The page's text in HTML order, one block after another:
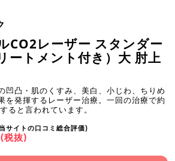
CO2レーザー スタンダー
ートメント付き）大 肘上
凹凸・肌のくすみ、美白、小じわ、ちりめ
を発揮するレーザー治療。一回の治療で約
ると言われています。
サイトの口コミ総合評価)
税抜)